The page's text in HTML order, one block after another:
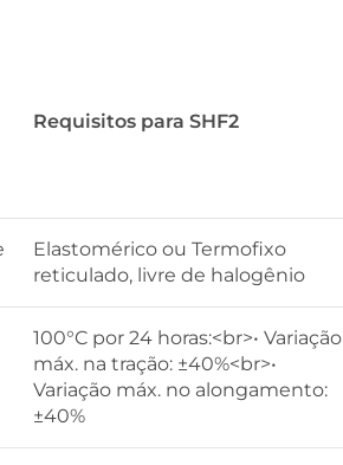
Requisitos para SHF2
Elastomérico ou Termofixo
reticulado, livre de halogênio
100°C por 24 horas:<br>• Variação
máx. na tração: ±40%<br>•
Variação máx. no alongamento:
±40%